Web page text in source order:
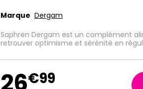
Marque Dergam
Saphren Dergam est un complément
retrouver optimisme et sérénité en
€99